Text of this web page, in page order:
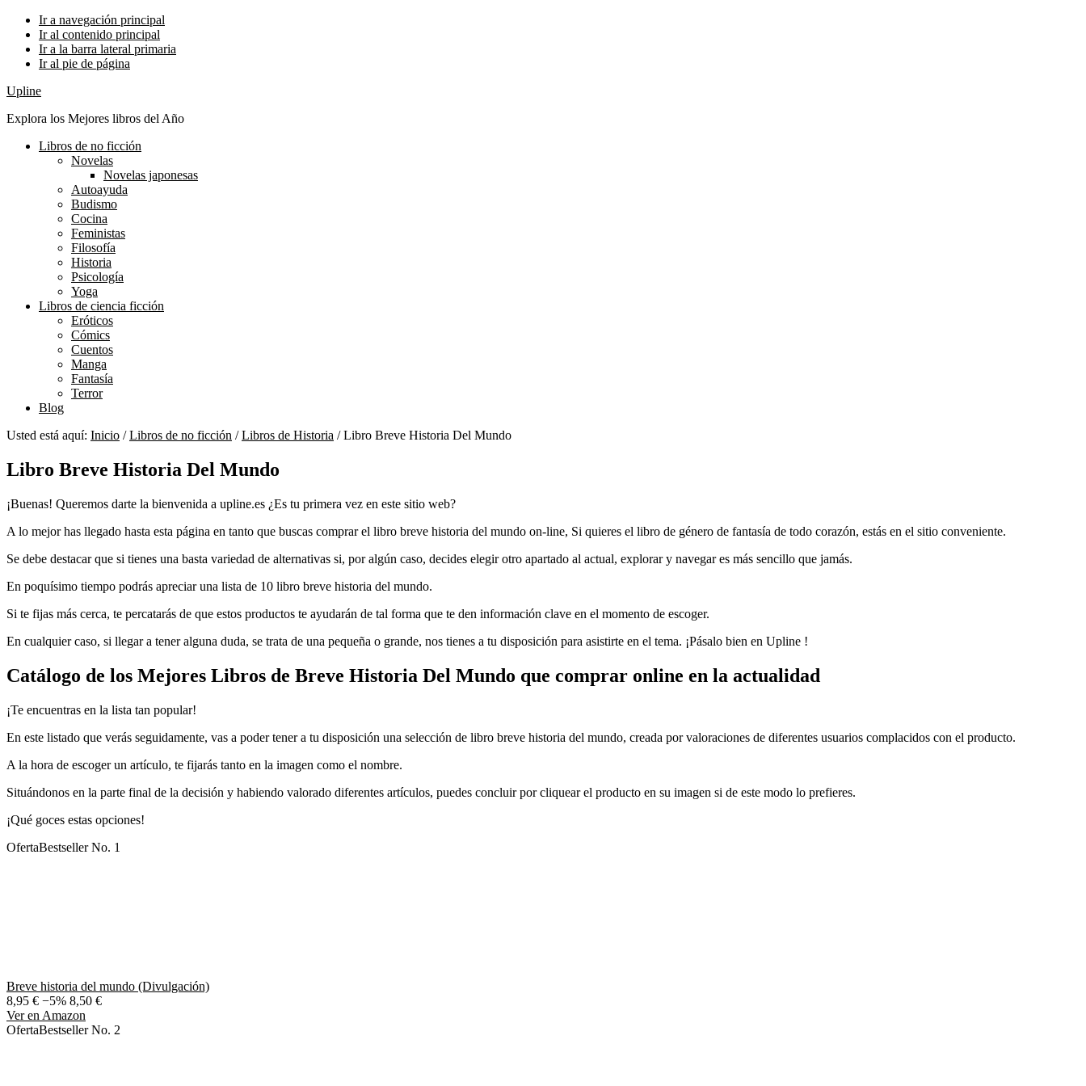
Ir a navegación principal
Ir al contenido principal
Ir a la barra lateral primaria
Ir al pie de página
Upline
Explora los Mejores libros del Año
Libros de no ficción
Novelas
Novelas japonesas
Autoayuda
Budismo
Cocina
Feministas
Filosofía
Historia
Psicología
Yoga
Libros de ciencia ficción
Eróticos
Cómics
Cuentos
Manga
Fantasía
Terror
Blog
Usted está aquí: Inicio / Libros de no ficción / Libros de Historia /Libro Breve Historia Del Mundo
Libro Breve Historia Del Mundo
¡Buenas! Queremos darte la bienvenida a upline.es ¿Es tu primera vez en este sitio web?
A lo mejor has llegado hasta esta página en tanto que buscas comprar el libro breve historia del mundo on-line, Si quieres el libro de género de fantasía de todo corazón, estás en el sitio conveniente.
Se debe destacar que si tienes una basta variedad de alternativas si, por algún caso, decides elegir otro apartado al actual, explorar y navegar es más sencillo que jamás.
En poquísimo tiempo podrás apreciar una lista de 10 libro breve historia del mundo.
Si te fijas más cerca, te percatarás de que estos productos te ayudarán de tal forma que te den información clave en el momento de escoger.
En cualquier caso, si llegar a tener alguna duda, se trata de una pequeña o grande, nos tienes a tu disposición para asistirte en el tema. ¡Pásalo bien en Upline !
Catálogo de los Mejores Libros de Breve Historia Del Mundo que comprar online en la actualidad
¡Te encuentras en la lista tan popular!
En este listado que verás seguidamente, vas a poder tener a tu disposición una selección de libro breve historia del mundo, creada por valoraciones de diferentes usuarios complacidos con el producto.
A la hora de escoger un artículo, te fijarás tanto en la imagen como el nombre.
Situándonos en la parte final de la decisión y habiendo valorado diferentes artículos, puedes concluir por cliquear el producto en su imagen si de este modo lo prefieres.
¡Qué goces estas opciones!
OfertaBestseller No. 1
Breve historia del mundo (Divulgación)
8,95 € −5% 8,50 €
Ver en Amazon
OfertaBestseller No. 2